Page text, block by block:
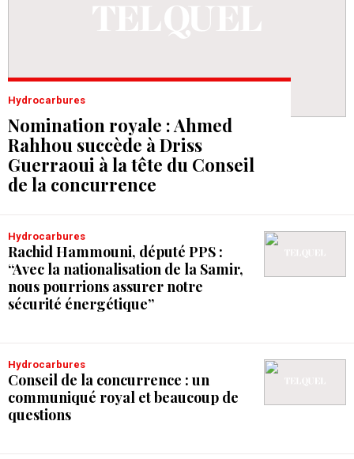
Hydrocarbures
Nomination royale : Ahmed
Rahhou succède à Driss
Guerraoui à la tête du Conseil
de la concurrence
Hydrocarbures
Rachid Hammouni, député PPS :
“Avec la nationalisation de la Samir,
nous pourrions assurer notre
sécurité énergétique”
Hydrocarbures
Conseil de la concurrence : un
communiqué royal et beaucoup de
questions